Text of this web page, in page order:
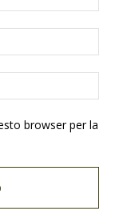
browser per la